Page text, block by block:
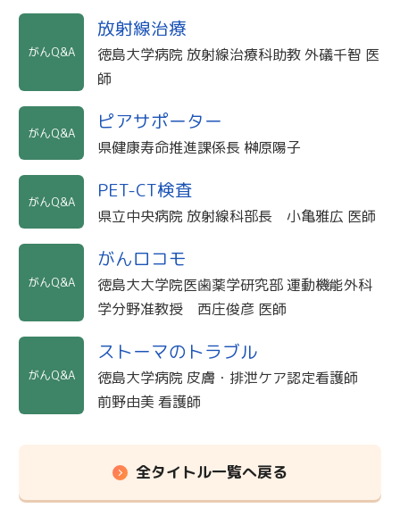
がんQ&A
放射線治療
徳島大学病院 放射線治療科助教 外礒千智 医
師
がんQ&A ピアサポーター
県健康寿命推進課係長 榊原陽子
がんQ&A PET-CT検査
県立中央病院 放射線科部長 小亀雅広 医師
がんQ&A
がんロコモ
徳島大大学院医歯薬学研究部 運動機能外科
学分野准教授 西庄俊彦 医師
がんQ&A
ストーマのトラブル
徳島大学病院 皮膚・排泄ケア認定看護師
前野由美 看護師
全タイトル一覧へ戻る